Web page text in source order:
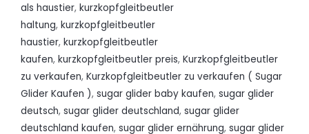
als haustier, kurzkopfgleitbeutler
haltung, kurzkopfgleitbeutler
haustier, kurzkopfgleitbeutler
kaufen, kurzkopfgleitbeutler preis, Kurzkopfgleitbeutler
zu verkaufen, Kurzkopfgleitbeutler zu verkaufen ( Sugar
Glider Kaufen ), sugar glider baby kaufen, sugar glider
deutsch, sugar glider deutschland, sugar glider
deutschland kaufen, sugar glider ernährung, sugar glider